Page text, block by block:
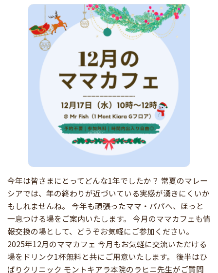
今年は皆さまにとってどんな1年でしたか？ 常夏のマレー
シアでは、年の終わりが近づいている実感が湧きにくいか
もしれませんね。 今年も頑張ったママ・パパへ、ほっと
一息つける場をご案内いたします。 今月のママカフェも情
報交換の場として、どうぞお気軽にご参加ください。
2025年12月のママカフェ 今月もお気軽に交流いただける
場をドリンク1杯無料と共にご用意いたします。 後半はひ
ばりクリニック モントキアラ本院のラヒニ先生がご質問